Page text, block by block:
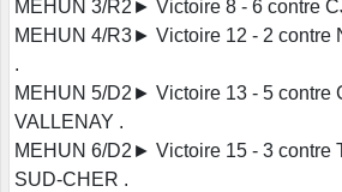
MEHUN 3/R2► Victoire 8 - 6 contre
MEHUN 4/R3► Victoire 12 - 2 contre
.
MEHUN 5/D2► Victoire 13 - 5 contre
VALLENAY .
MEHUN 6/D2► Victoire 15 - 3 contre
SUD-CHER .